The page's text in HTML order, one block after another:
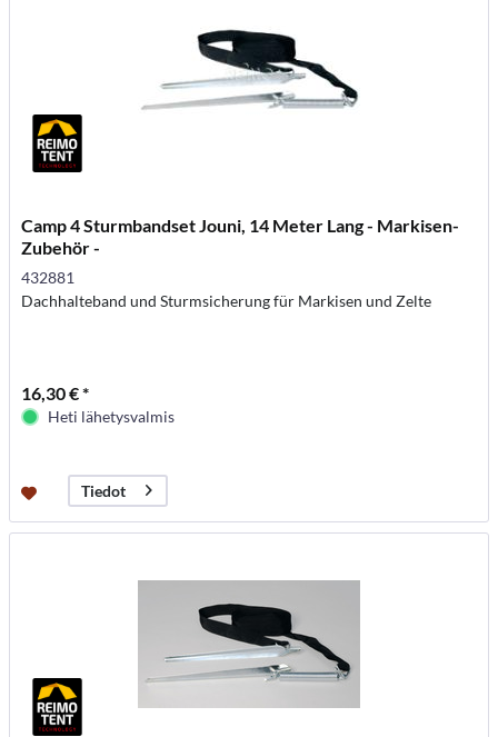
Camp 4 Sturmbandset Jouni, 14 Meter Lang - Markisen-
Zubehör -
432881
Dachhalteband und Sturmsicherung für Markisen und Zelte
16,30 € *
Heti lähetysvalmis
Tiedot